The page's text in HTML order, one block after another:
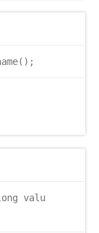
valu